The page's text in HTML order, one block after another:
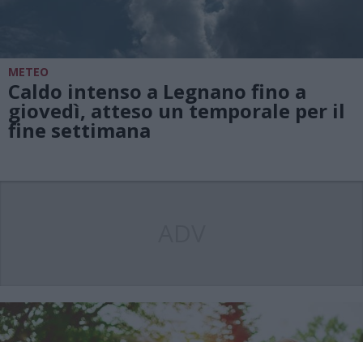
METEO
Caldo intenso a Legnano fino a
giovedì, atteso un temporale per il
fine settimana